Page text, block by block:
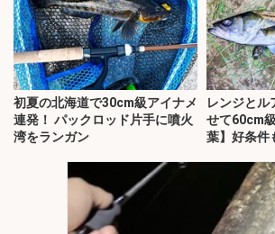
初夏の北海道で30cm級アイナメ
連発！ パックロッド片手に噴火
湾をランガン
レンジとル
せて60cm
葉】好条件